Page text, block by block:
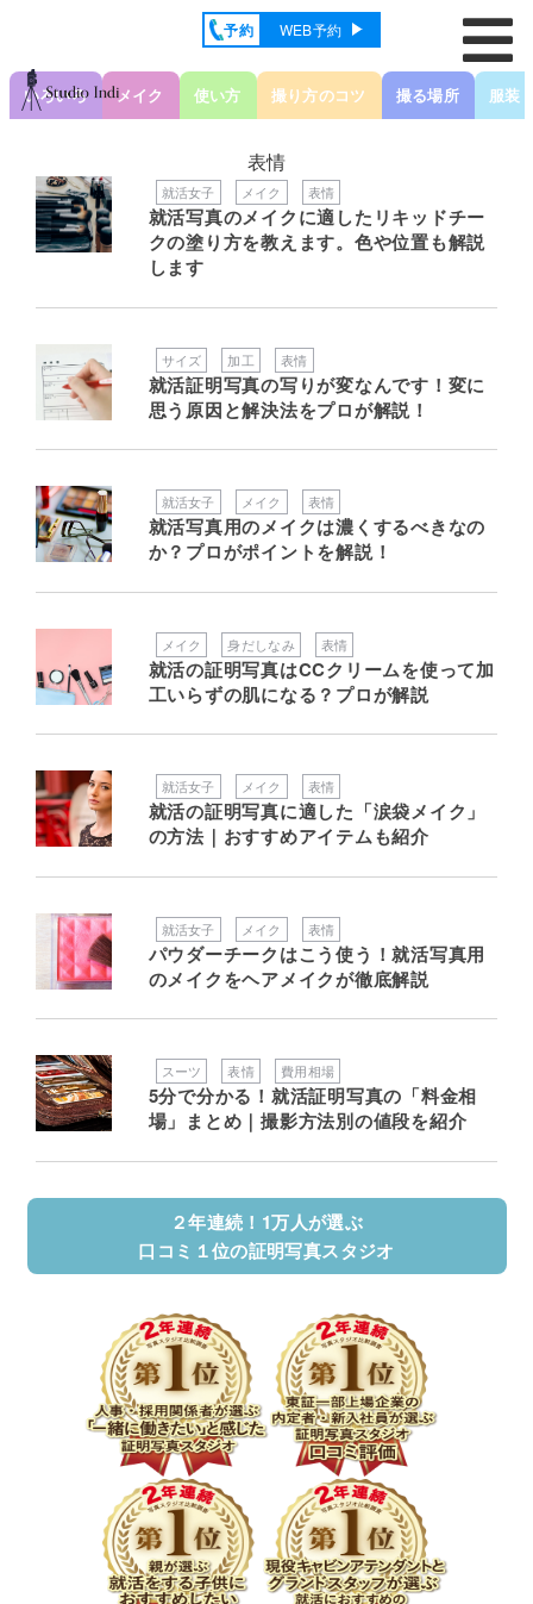
予約 WEB予約
いろいろ メイク 使い方 撮り方のコツ 撮る場所 服装
表情
就活女子 メイク 表情
就活写真のメイクに適したリキッドチー
クの塗り方を教えます。色や位置も解説
します
サイズ 加工 表情
就活証明写真の写りが変なんです！変に
思う原因と解決法をプロが解説！
就活女子 メイク 表情
就活写真用のメイクは濃くするべきなの
か？プロがポイントを解説！
メイク 身だしなみ 表情
就活の証明写真はCCクリームを使って加
工いらずの肌になる？プロが解説
就活女子 メイク 表情
就活の証明写真に適した「涙袋メイク」
の方法｜おすすめアイテムも紹介
就活女子 メイク 表情
パウダーチークはこう使う！就活写真用
のメイクをヘアメイクが徹底解説
スーツ 表情 費用相場
5分で分かる！就活証明写真の「料金相
場」まとめ｜撮影方法別の値段を紹介
２年連続！1万人が選ぶ
口コミ１位の証明写真スタジオ